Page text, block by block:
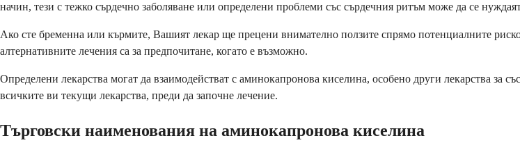
начин, тези с тежко сърдечно заболяване или определени проблеми със сърдечния ритъм може да се
Ако сте бременна или кърмите, Вашият лекар ще прецени внимателно ползите спрямо потенциалните
алтернативните лечения са за предпочитане, когато е възможно.
Определени лекарства могат да взаимодействат с аминокапронова киселина, особено други лекарства за
всичките ви текущи лекарства, преди да започне лечение.
Търговски наименования на аминокапронова киселина